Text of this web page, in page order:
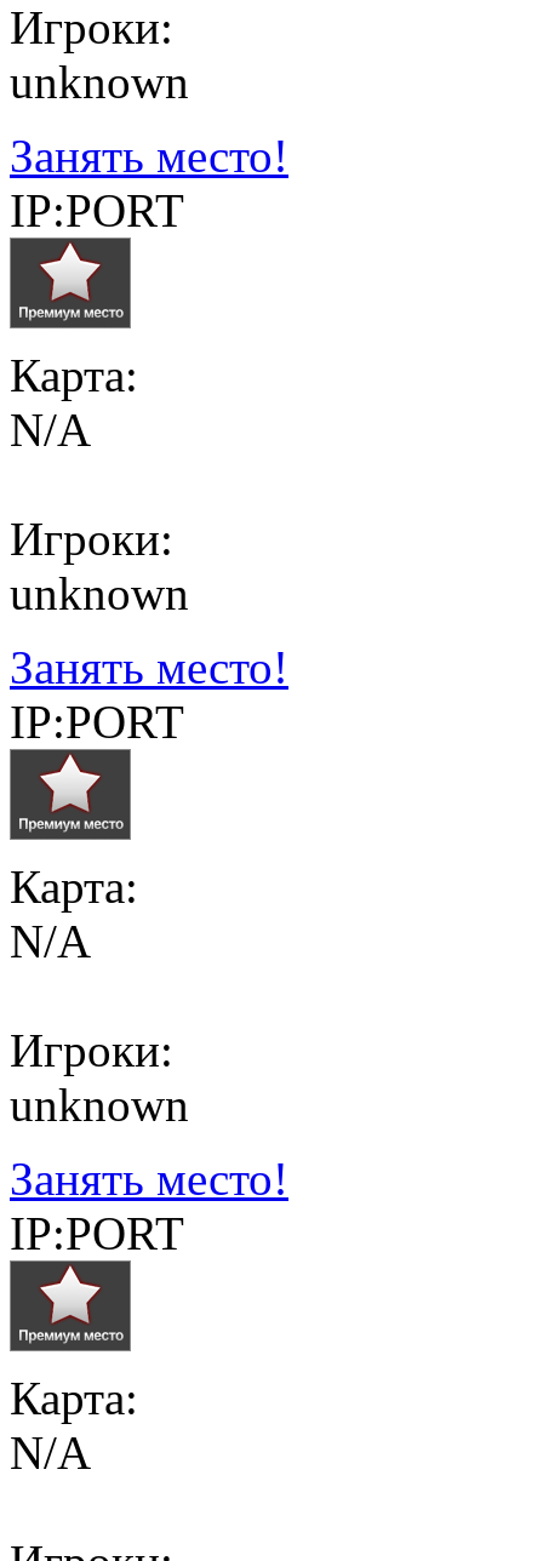
Игроки:
unknown
Занять место!
IP:PORT
Карта:
N/A
Игроки:
unknown
Занять место!
IP:PORT
Карта:
N/A
Игроки:
unknown
Занять место!
IP:PORT
Карта:
N/A